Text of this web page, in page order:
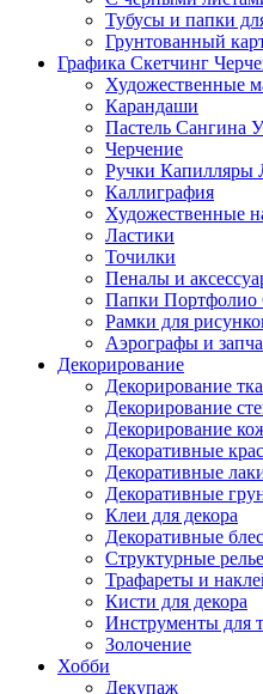
Тубусы и папки
Грунтованный
Графика Скетчинг
Художественные
Карандаши
Пастель Сангина
Черчение
Ручки Капилляры
Каллиграфия
Художественные
Ластики
Точилки
Пеналы и
Папки Портфолио
Рамки для
Аэрографы и
Декорирование
Декорирование
Декорирование
Декорирование
Декоративные
Декоративные
Декоративные
Клеи для декора
Декоративные
Структурные
Трафареты и
Кисти для декора
Инструменты для
Золочение
Хобби
Декупаж